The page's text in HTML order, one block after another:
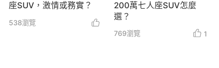
座SUV，激情或務實？
538瀏覽
200萬七人座SUV怎麼
選？
769瀏覽 1